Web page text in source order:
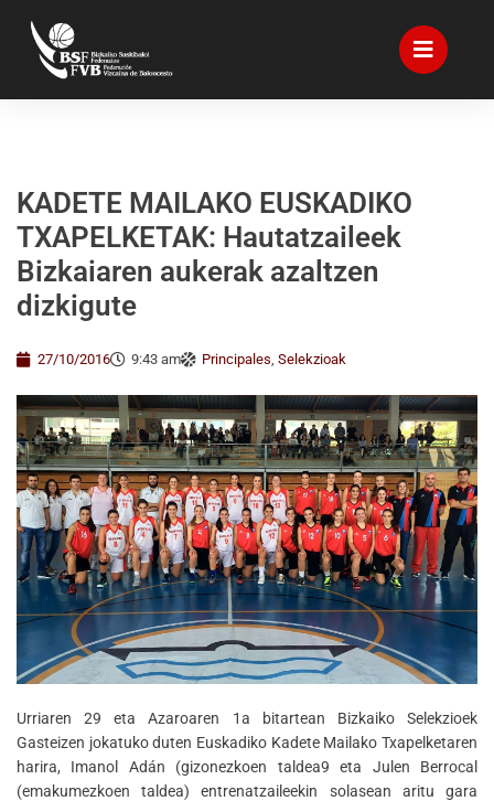
KADETE MAILAKO EUSKADIKO
TXAPELKETAK: Hautatzaileek
Bizkaiaren aukerak azaltzen
dizkigute
27/10/2016 9:43 am Principales, Selekzioak
Urriaren 29 eta Azaroaren 1a bitartean Bizkaiko Selekzioek
Gasteizen jokatuko duten Euskadiko Kadete Mailako Txapelketaren
harira, Imanol Adán (gizonezkoen taldea9 eta Julen Berrocal
(emakumezkoen taldea) entrenatzaileekin solasean aritu gara